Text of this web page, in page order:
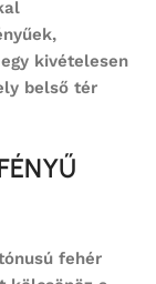
kivételesen
belső tér
fehér